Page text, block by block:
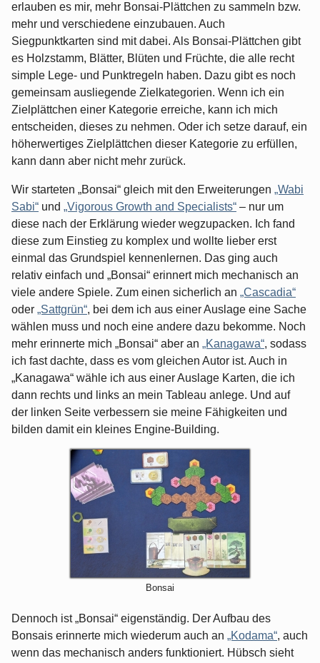
erlauben es mir, mehr Bonsai-Plättchen zu sammeln bzw.
mehr und verschiedene einzubauen. Auch
Siegpunktkarten sind mit dabei. Als Bonsai-Plättchen gibt
es Holzstamm, Blätter, Blüten und Früchte, die alle recht
simple Lege- und Punktregeln haben. Dazu gibt es noch
gemeinsam ausliegende Zielkategorien. Wenn ich ein
Zielplättchen einer Kategorie erreiche, kann ich mich
entscheiden, dieses zu nehmen. Oder ich setze darauf, ein
höherwertiges Zielplättchen dieser Kategorie zu erfüllen,
kann dann aber nicht mehr zurück.
Wir starteten „Bonsai“ gleich mit den Erweiterungen „Wabi
Sabi“ und „Vigorous Growth and Specialists“ – nur um
diese nach der Erklärung wieder wegzupacken. Ich fand
diese zum Einstieg zu komplex und wollte lieber erst
einmal das Grundspiel kennenlernen. Das ging auch
relativ einfach und „Bonsai“ erinnert mich mechanisch an
viele andere Spiele. Zum einen sicherlich an „Cascadia“
oder „Sattgrün“, bei dem ich aus einer Auslage eine Sache
wählen muss und noch eine andere dazu bekomme. Noch
mehr erinnerte mich „Bonsai“ aber an „Kanagawa“, sodass
ich fast dachte, dass es vom gleichen Autor ist. Auch in
„Kanagawa“ wähle ich aus einer Auslage Karten, die ich
dann rechts und links an mein Tableau anlege. Und auf
der linken Seite verbessern sie meine Fähigkeiten und
bilden damit ein kleines Engine-Building.
Bonsai
Dennoch ist „Bonsai“ eigenständig. Der Aufbau des
Bonsais erinnerte mich wiederum auch an „Kodama“, auch
wenn das mechanisch anders funktioniert. Hübsch sieht